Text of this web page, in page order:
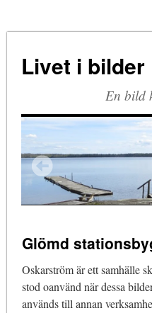
BLOGG
KOMMENTERA
Livet i bilder
En bild
Glömd
Oskarström är ett samhälle
stod oanvänd när dessa
används till annan